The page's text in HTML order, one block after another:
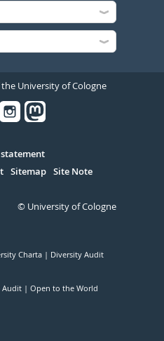
University of Cologne
Sitemap Site Note
© University of Cologne
Charta Diversity Audit
Audit Open to the World